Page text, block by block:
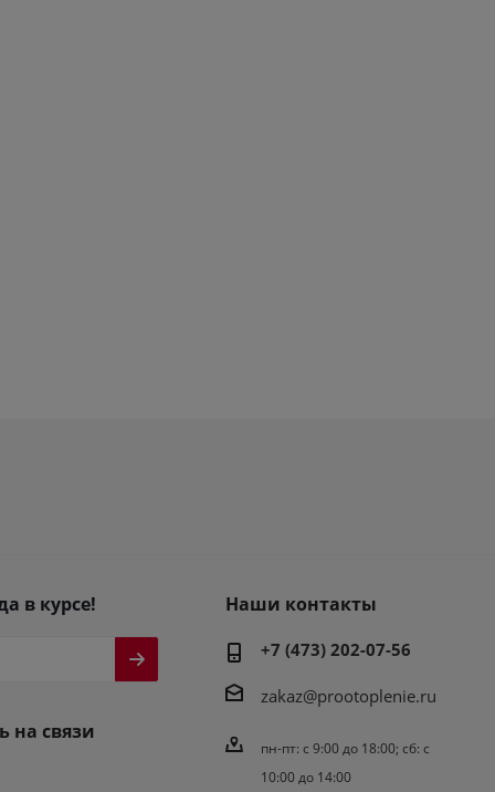
в курсе!
на связи
Наши контакты
+7 (473) 202-07-56
zakaz@prootoplenie.ru
пн-пт: c 9:00 до 18:00; сб: с
10:00 до 14:00